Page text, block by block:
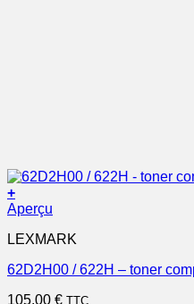
+
Aperçu
LEXMARK
62D2H00 / 622H – toner
105,00 € TTC